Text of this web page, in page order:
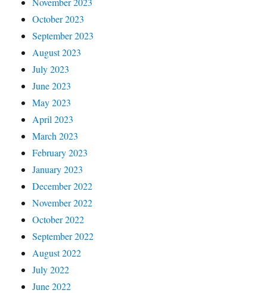
October 2023
September 2023
August 2023
July 2023
June 2023
May 2023
April 2023
March 2023
February 2023
January 2023
December 2022
November 2022
October 2022
September 2022
August 2022
July 2022
June 2022